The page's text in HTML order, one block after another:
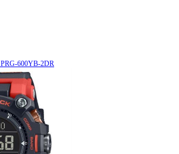
ساعة معصم کاسیو الطراز PRG-600YB-2DR